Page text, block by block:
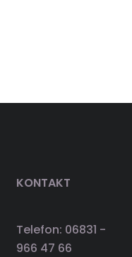
KONTAKT
Telefon: 06831 -
966 47 66